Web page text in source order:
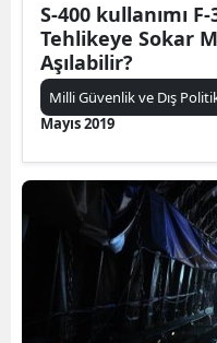
S-400 kullanımı
Tehlikeye Sokar
Aşılabilir?
Milli Güvenlik ve Dış
Mayıs 2019